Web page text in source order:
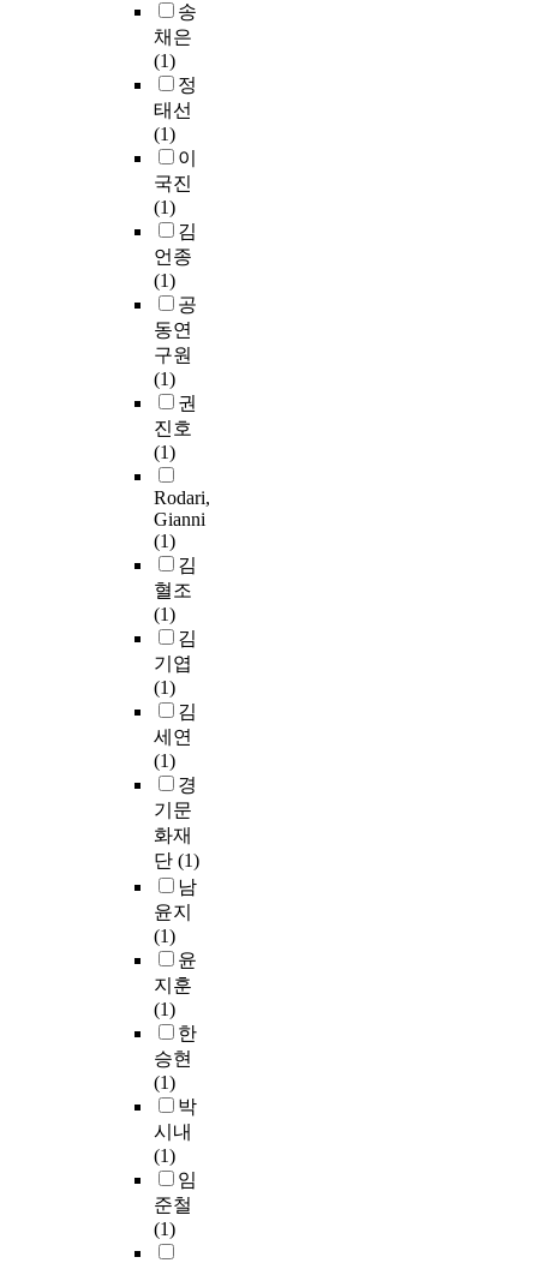
송
채은
(1)
정
태선
(1)
이
국진
(1)
김
언종
(1)
공
동연
구원
(1)
권
진호
(1)
Rodari,
Gianni
(1)
김
혈조
(1)
김
기엽
(1)
김
세연
(1)
경
기문
화재
단 (1)
남
윤지
(1)
윤
지훈
(1)
한
승현
(1)
박
시내
(1)
임
준철
(1)